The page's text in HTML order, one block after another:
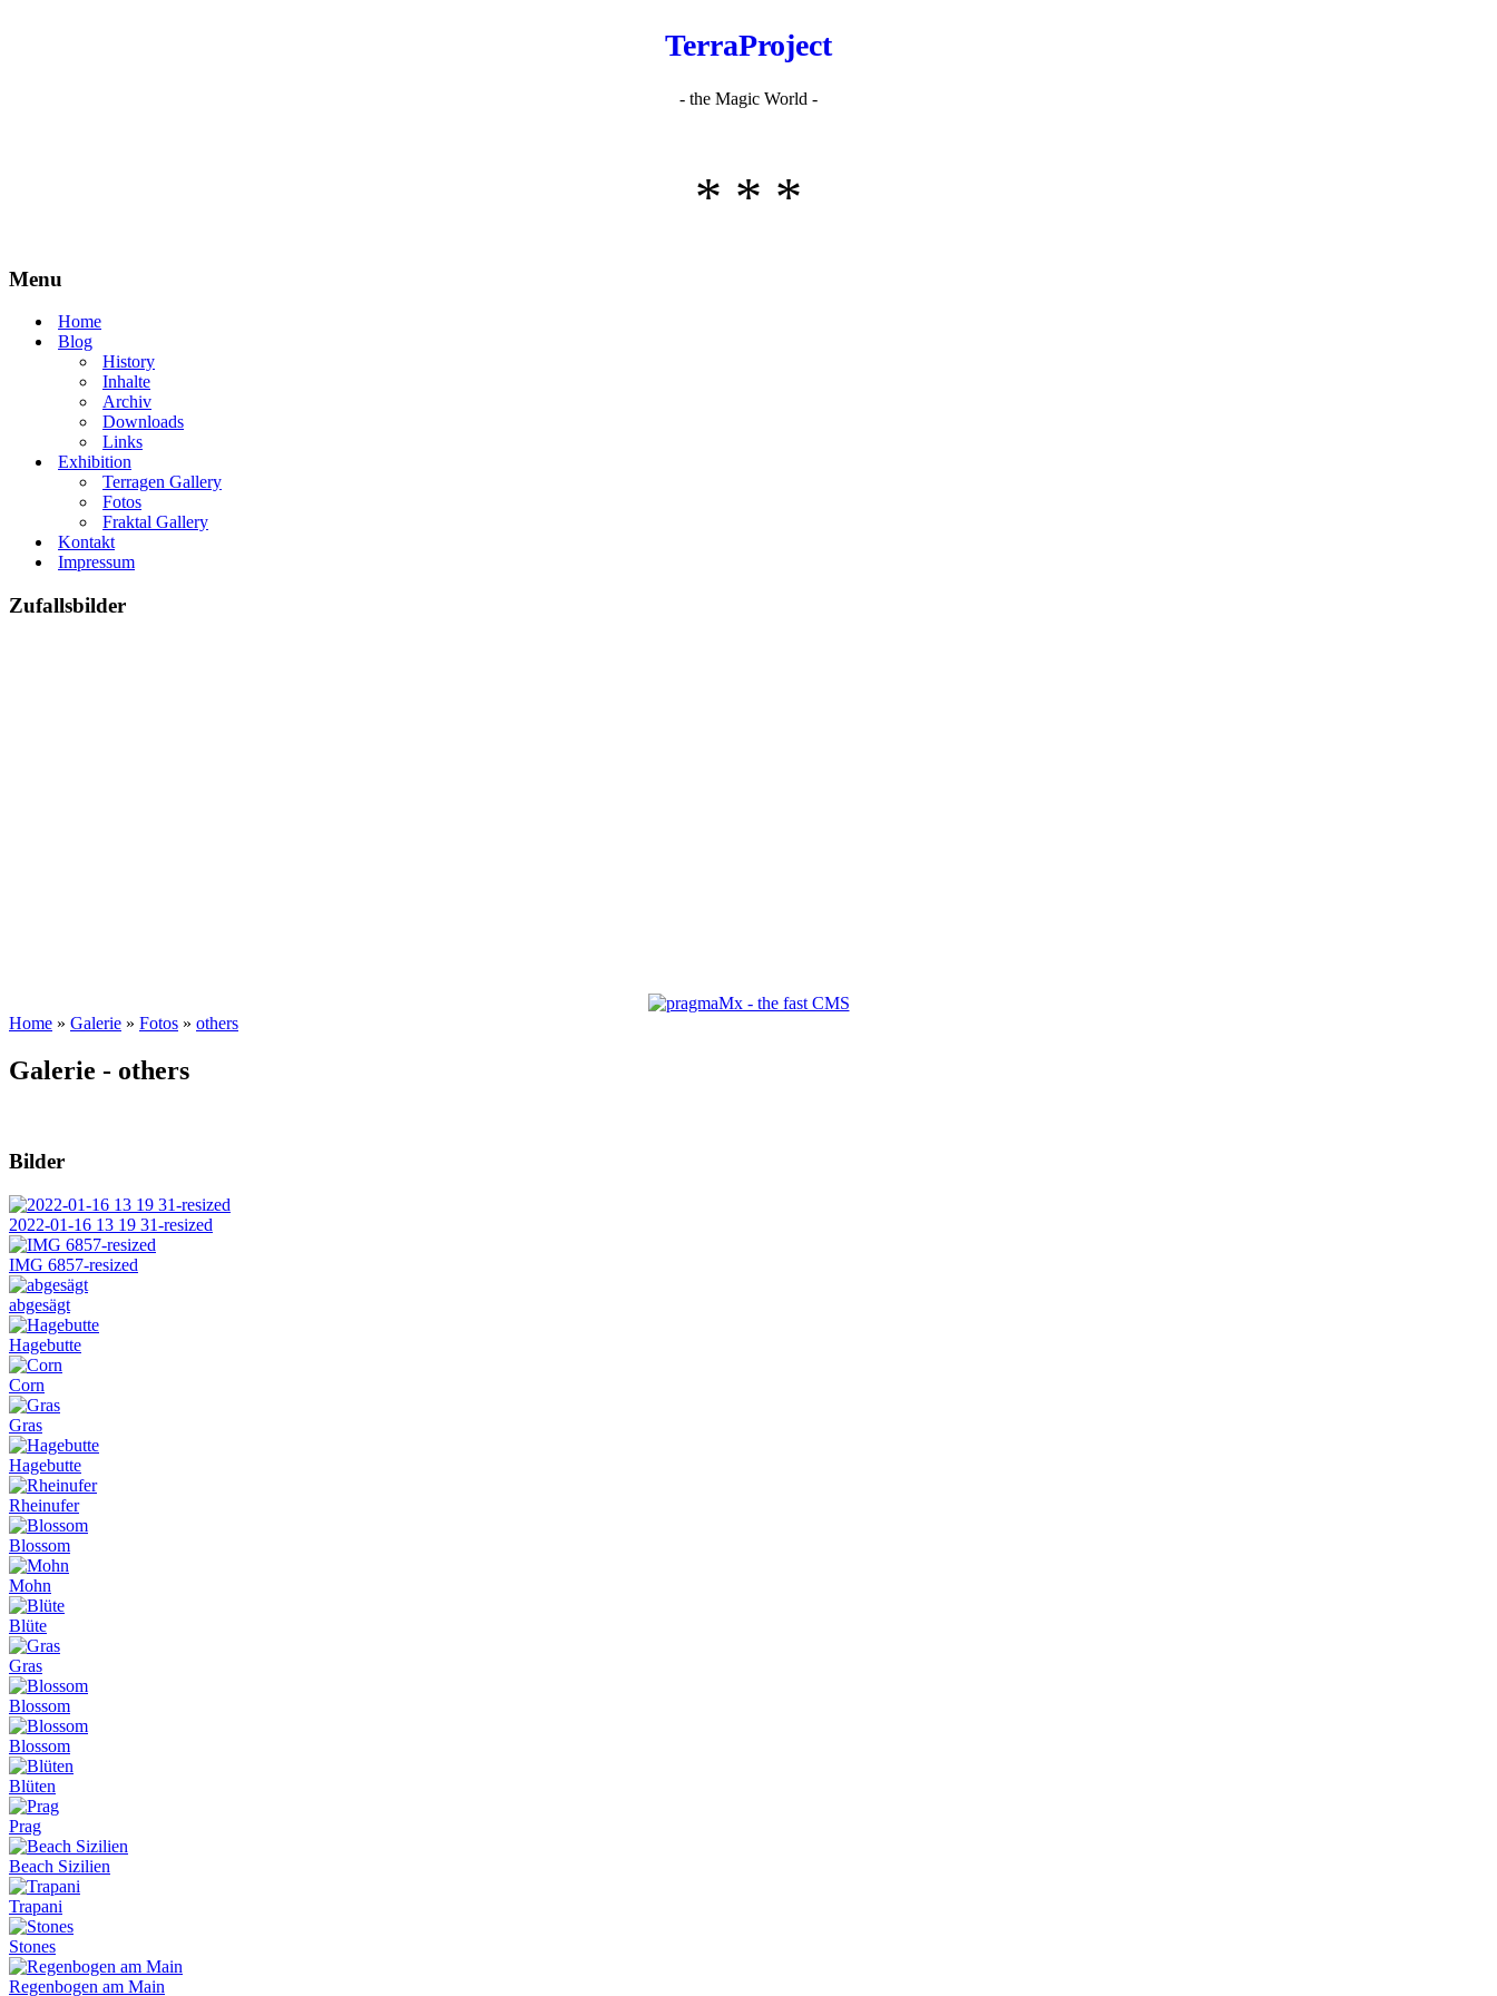
TerraProject
- the Magic World -
* * *
Menu
Home
Blog
History
Inhalte
Archiv
Downloads
Links
Exhibition
Terragen Gallery
Fotos
Fraktal Gallery
Kontakt
Impressum
Zufallsbilder
Home » Galerie » Fotos » others
Galerie - others
Bilder
2022-01-16 13 19 31-resized
IMG 6857-resized
abgesägt
Hagebutte
Corn
Gras
Hagebutte
Rheinufer
Blossom
Mohn
Blüte
Gras
Blossom
Blossom
Blüten
Prag
Beach Sizilien
Trapani
Stones
Regenbogen am Main